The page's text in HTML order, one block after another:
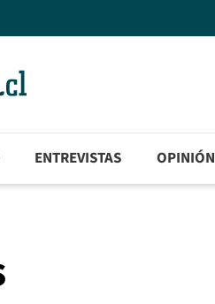
ENTREVISTAS OPINIÓN